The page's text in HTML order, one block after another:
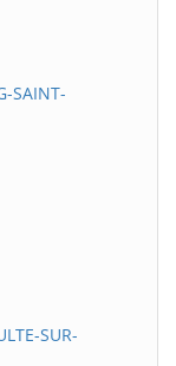
SAINT-
SUR-